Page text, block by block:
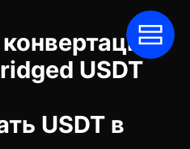
USDT
USDT в